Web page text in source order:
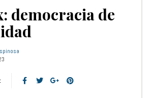
democracia de